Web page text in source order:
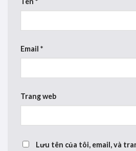
Email *
Trang web
Lưu tên của tôi, email, và